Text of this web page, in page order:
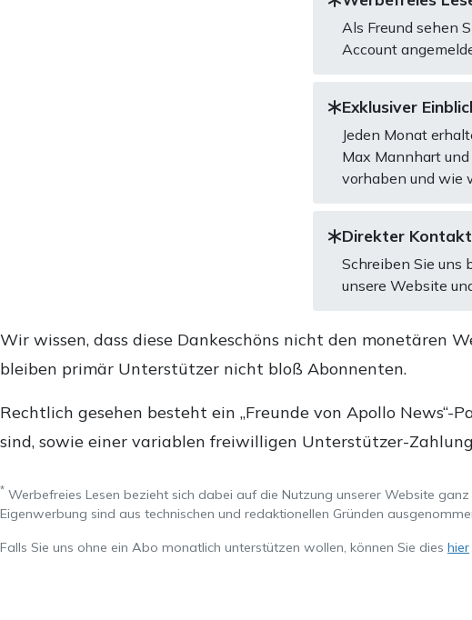
Als Freund sehen
Account
Exklusiver
Jeden Monat
Max Mannhart
vorhaben und wie
Direkter
Schreiben Sie uns
unsere Website
Wir wissen, dass diese Dankeschöns nicht den monetären
bleiben primär Unterstützer nicht bloß Abonnenten.
Rechtlich gesehen besteht ein „Freunde von Apollo
sind, sowie einer variablen freiwilligen Unterstützer-
* Werbefreies Lesen bezieht sich dabei auf die Nutzung unserer Website
Eigenwerbung sind aus technischen und redaktionellen Gründen
Falls Sie uns ohne ein Abo monatlich unterstützen wollen, können Sie dies hier